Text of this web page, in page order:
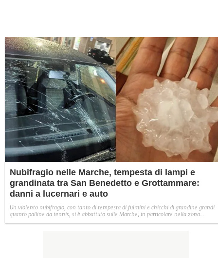
Nubifragio nelle Marche, tempesta di lampi e
grandinata tra San Benedetto e Grottammare:
danni a lucernari e auto
Un violento nubifragio, con tanto di tempesta di fulmini e chicchi di grandine grandi
quanto palline da tennis, si è abbattuto sulle Marche, in particolare nella zona